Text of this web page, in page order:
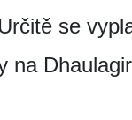
se
na